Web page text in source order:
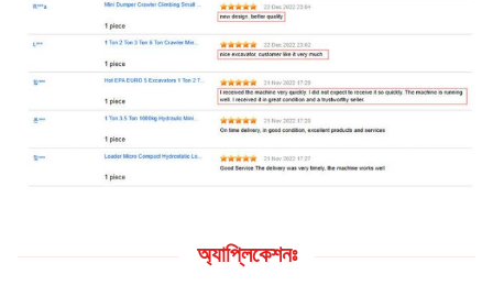
অ্যাপ্লিকেশনঃ